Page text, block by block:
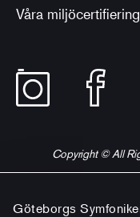
Göteborgs
Våra
Copyright © All